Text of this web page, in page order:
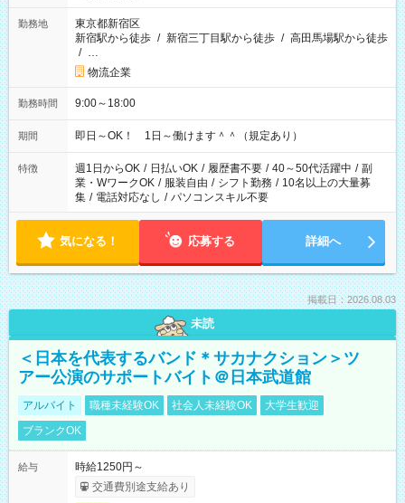
勤務地
東京都新宿区
新宿駅から徒歩 / 新宿三丁目駅から徒歩 / 高田馬場駅から徒歩
/ …
物流企業
勤務時間 9:00～18:00
期間 即日～OK！ 1日～働けます＾＾（規定あり）
特徴 週1日からOK / 日払いOK / 履歴書不要 / 40～50代活躍中 / 副
業・WワークOK / 服装自由 / シフト勤務 / 10名以上の大量募
集 / 電話対応なし / パソコンスキル不要
気になる！ 応募する 詳細へ
掲載日：2026.08.03
未読
＜日本を代表するバンド＊サカナクション＞ツ
アー公演のサポートバイト＠日本武道館
アルバイト 職種未経験OK 社会人未経験OK
大学生歓迎
ブランクOK
給与
時給1250円～
交通費別途支給あり